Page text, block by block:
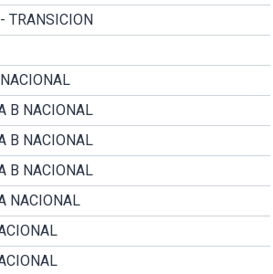
TRANSICION
B NACIONAL
B NACIONAL
B NACIONAL
NACIONAL